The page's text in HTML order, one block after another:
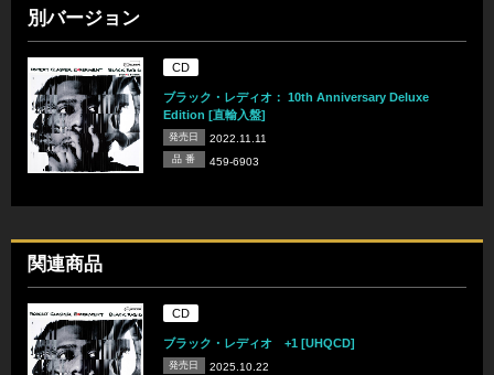
別バージョン
CD
ブラック・レディオ： 10th Anniversary Deluxe
Edition [直輸入盤]
発売日 2022.11.11
品 番 459-6903
関連商品
CD
ブラック・レディオ +1 [UHQCD]
発売日 2025.10.22